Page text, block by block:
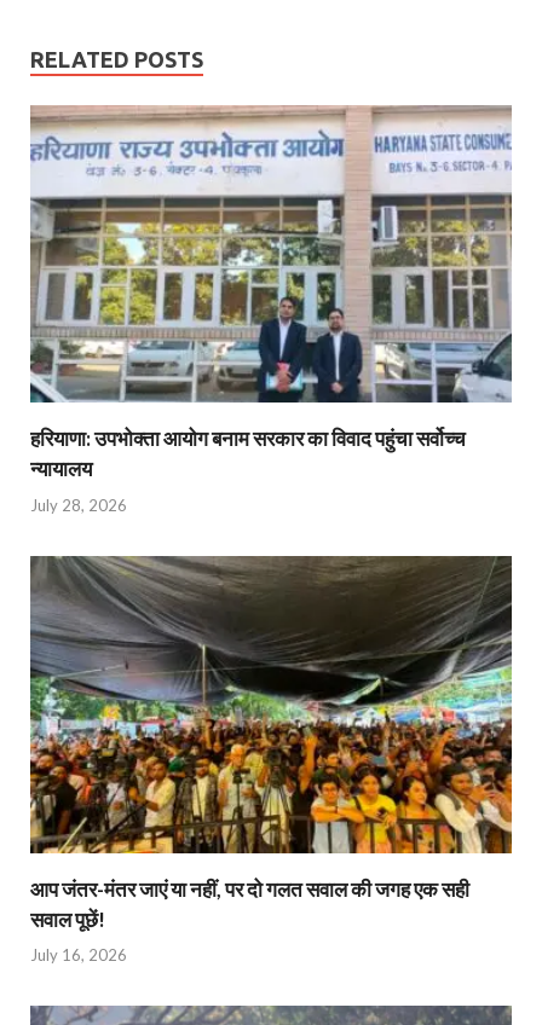
RELATED POSTS
हरियाणा: उपभोक्ता आयोग बनाम सरकार का विवाद पहुंचा सर्वोच्च
न्यायालय
July 28, 2026
आप जंतर-मंतर जाएं या नहीं, पर दो गलत सवाल की जगह एक सही
सवाल पूछें!
July 16, 2026